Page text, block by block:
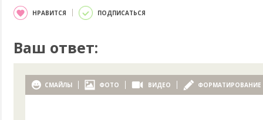
НРАВИТСЯ ПОДПИСАТЬСЯ
Ваш ответ:
СМАЙЛЫ ФОТО ВИДЕО ФОРМАТИРОВАНИЕ